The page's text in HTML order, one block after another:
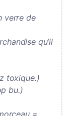
verre de
qu’il
toxique.)
bu.)